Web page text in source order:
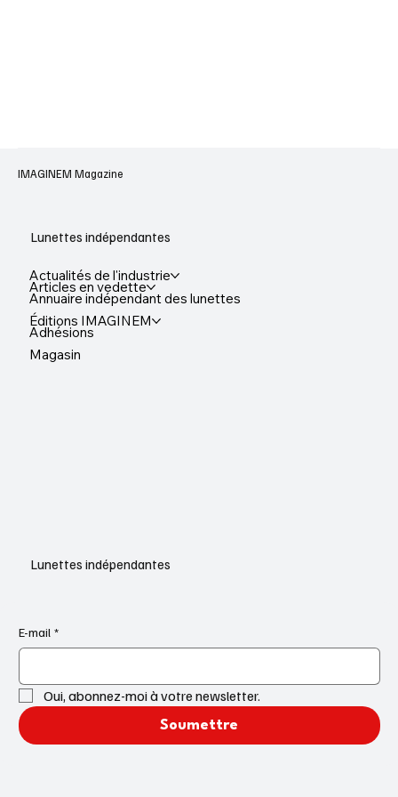
IMAGINEM Magazine
Lunettes indépendantes
Lunettes indépendantes
Actualités de l'industrie
Articles en vedette
Annuaire indépendant des lunettes
Éditions IMAGINEM
Adhésions
Magasin
E-mail *
Oui, abonnez-moi à votre newsletter.
Soumettre